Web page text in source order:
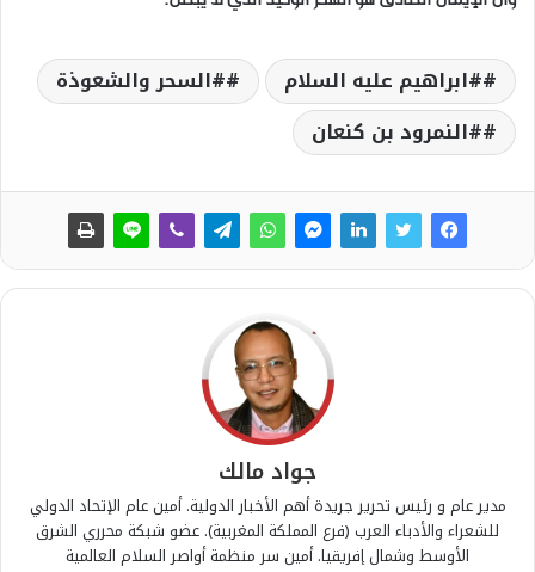
#ابراهيم عليه السلام
#السحر والشعوذة
#النمرود بن كنعان
جواد مالك
مدير عام و رئيس تحرير جريدة أهم الأخبار الدولية. أمين عام الإتحاد الدولي
للشعراء والأدباء العرب (فرع المملكة المغربية). عضو شبكة محرري الشرق
الأوسط وشمال إفريقيا. أمين سر منظمة أواصر السلام العالمية